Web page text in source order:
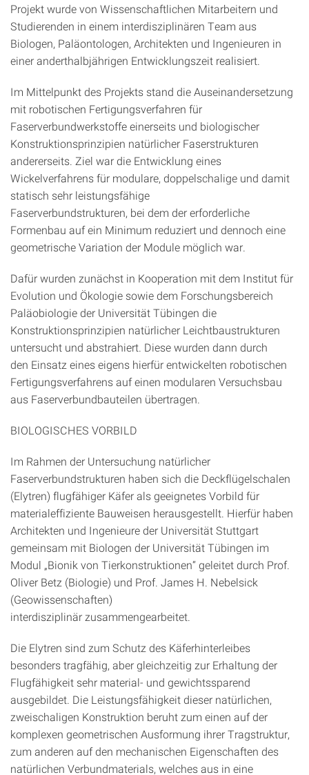
Projekt wurde von Wissenschaftlichen Mitarbeitern und
Studierenden in einem interdisziplinären Team aus
Biologen, Paläontologen, Architekten und Ingenieuren in
einer anderthalbjährigen Entwicklungszeit realisiert.
Im Mittelpunkt des Projekts stand die Auseinandersetzung
mit robotischen Fertigungsverfahren für
Faserverbundwerkstoffe einerseits und biologischer
Konstruktionsprinzipien natürlicher Faserstrukturen
andererseits. Ziel war die Entwicklung eines
Wickelverfahrens für modulare, doppelschalige und damit
statisch sehr leistungsfähige
Faserverbundstrukturen, bei dem der erforderliche
Formenbau auf ein Minimum reduziert und dennoch eine
geometrische Variation der Module möglich war.
Dafür wurden zunächst in Kooperation mit dem Institut für
Evolution und Ökologie sowie dem Forschungsbereich
Paläobiologie der Universität Tübingen die
Konstruktionsprinzipien natürlicher Leichtbaustrukturen
untersucht und abstrahiert. Diese wurden dann durch
den Einsatz eines eigens hierfür entwickelten robotischen
Fertigungsverfahrens auf einen modularen Versuchsbau
aus Faserverbundbauteilen übertragen.
BIOLOGISCHES VORBILD
Im Rahmen der Untersuchung natürlicher
Faserverbundstrukturen haben sich die Deckflügelschalen
(Elytren) flugfähiger Käfer als geeignetes Vorbild für
materialeffiziente Bauweisen herausgestellt. Hierfür haben
Architekten und Ingenieure der Universität Stuttgart
gemeinsam mit Biologen der Universität Tübingen im
Modul „Bionik von Tierkonstruktionen“ geleitet durch Prof.
Oliver Betz (Biologie) und Prof. James H. Nebelsick
(Geowissenschaften)
interdisziplinär zusammengearbeitet.
Die Elytren sind zum Schutz des Käferhinterleibes
besonders tragfähig, aber gleichzeitig zur Erhaltung der
Flugfähigkeit sehr material- und gewichtssparend
ausgebildet. Die Leistungsfähigkeit dieser natürlichen,
zweischaligen Konstruktion beruht zum einen auf der
komplexen geometrischen Ausformung ihrer Tragstruktur,
zum anderen auf den mechanischen Eigenschaften des
natürlichen Verbundmaterials, welches aus in eine